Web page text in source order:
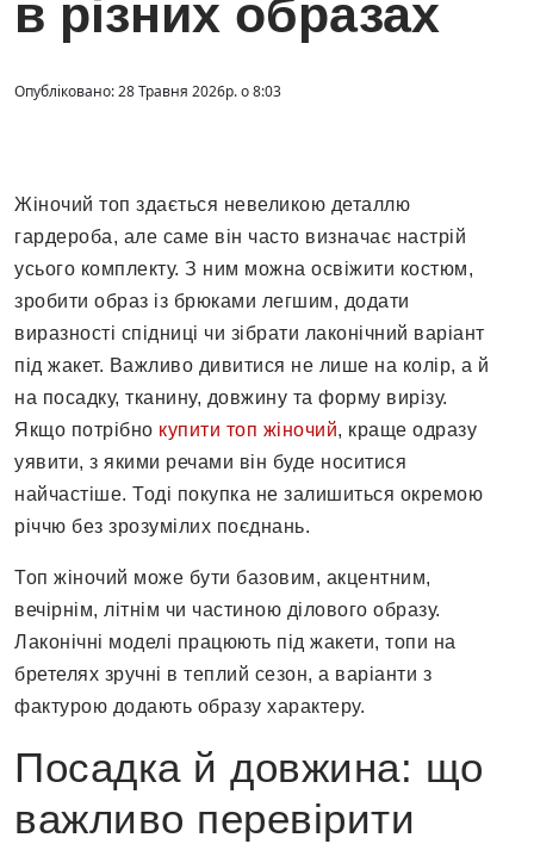
в різних образах
Опубліковано: 28 Травня 2026р. о 8:03
Жіночий топ здається невеликою деталлю
гардероба, але саме він часто визначає настрій
усього комплекту. З ним можна освіжити костюм,
зробити образ із брюками легшим, додати
виразності спідниці чи зібрати лаконічний варіант
під жакет. Важливо дивитися не лише на колір, а й
на посадку, тканину, довжину та форму вирізу.
Якщо потрібно купити топ жіночий, краще одразу
уявити, з якими речами він буде носитися
найчастіше. Тоді покупка не залишиться окремою
річчю без зрозумілих поєднань.
Топ жіночий може бути базовим, акцентним,
вечірнім, літнім чи частиною ділового образу.
Лаконічні моделі працюють під жакети, топи на
бретелях зручні в теплий сезон, а варіанти з
фактурою додають образу характеру.
Посадка й довжина: що
важливо перевірити